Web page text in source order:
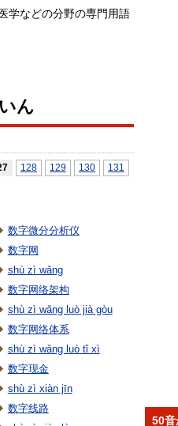
学などの分野の専門用語
ん
128 129 130
131
数字微分分析仪
数字网
shù zì wǎng
数字网络架构
shù zì wǎng luò jià gòu
数字网络体系
shù zì wǎng luò tǐ xì
数字现金
shù zì xiàn jīn
数字线路
50音